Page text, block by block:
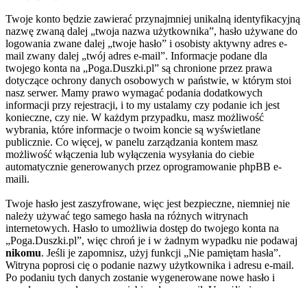
Twoje konto będzie zawierać przynajmniej unikalną identyfikacyjną
nazwę zwaną dalej „twoja nazwa użytkownika”, hasło używane do
logowania zwane dalej „twoje hasło” i osobisty aktywny adres e-
mail zwany dalej „twój adres e-mail”. Informacje podane dla
twojego konta na „Poga.Duszki.pl” są chronione przez prawa
dotyczące ochrony danych osobowych w państwie, w którym stoi
nasz serwer. Mamy prawo wymagać podania dodatkowych
informacji przy rejestracji, i to my ustalamy czy podanie ich jest
konieczne, czy nie. W każdym przypadku, masz możliwość
wybrania, które informacje o twoim koncie są wyświetlane
publicznie. Co więcej, w panelu zarządzania kontem masz
możliwość włączenia lub wyłączenia wysyłania do ciebie
automatycznie generowanych przez oprogramowanie phpBB e-
maili.
Twoje hasło jest zaszyfrowane, więc jest bezpieczne, niemniej nie
należy używać tego samego hasła na różnych witrynach
internetowych. Hasło to umożliwia dostęp do twojego konta na
„Poga.Duszki.pl”, więc chroń je i w żadnym wypadku nie podawaj
nikomu. Jeśli je zapomnisz, użyj funkcji „Nie pamiętam hasła”.
Witryna poprosi cię o podanie nazwy użytkownika i adresu e-mail.
Po podaniu tych danych zostanie wygenerowane nowe hasło i